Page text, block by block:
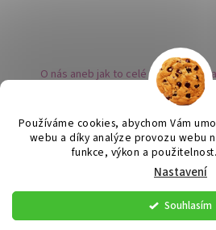
Používáme cookies, abychom Vám
webu a díky analýze provozu webu
funkce, výkon a použitelnost.
Nastavení
Souhlasím
O nás aneb jak to celé začalo
Kovy a puncovní značky Naše
Instagram
Obchodní podmínky
Zpětný odběr
Vytvořil
Flor de Cristal